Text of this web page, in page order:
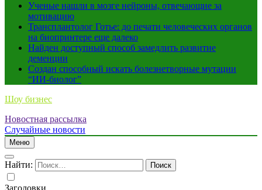
Ученые нашли в мозге нейроны, отвечающие за
мотивацию
Трансплантолог Готье: до печати человеческих органов
на биопринтере еще далеко
Найден доступный способ замедлить развитие
деменции
Создан способный искать болезнетворные мутации
“ИИ-биолог”
Шоу бизнес
Новостная рассылка
Случайные новости
Меню
Найти:
Заголовки